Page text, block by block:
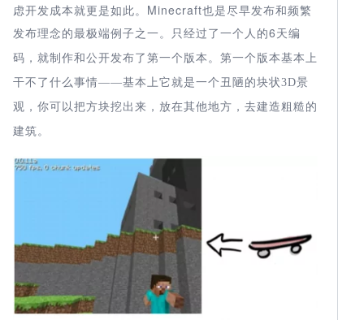
虑开发成本就更是如此。Minecraft也是尽早发布和频繁
发布理念的最极端例子之一。只经过了一个人的6 天编
码，就制作和公开发布了第一个版本。第一个版本基本上
干不了什么事情——基本上它就是一个丑陋的块状3D景
观，你可以把方块挖出来，放在其他地方，去建造粗糙的
建筑。